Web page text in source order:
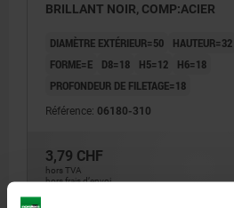
BRILLANT NOIR, COMP:ACIER
DIAMÈTRE EXTÉRIEUR=50 HAUTEUR=32
FORME=E
D8=18 H5=12
H6=18
PROFONDEUR DE FILETAGE=18
Référence: 06180-310
3,79 CHF
hors TVA
hors frais d’envoi